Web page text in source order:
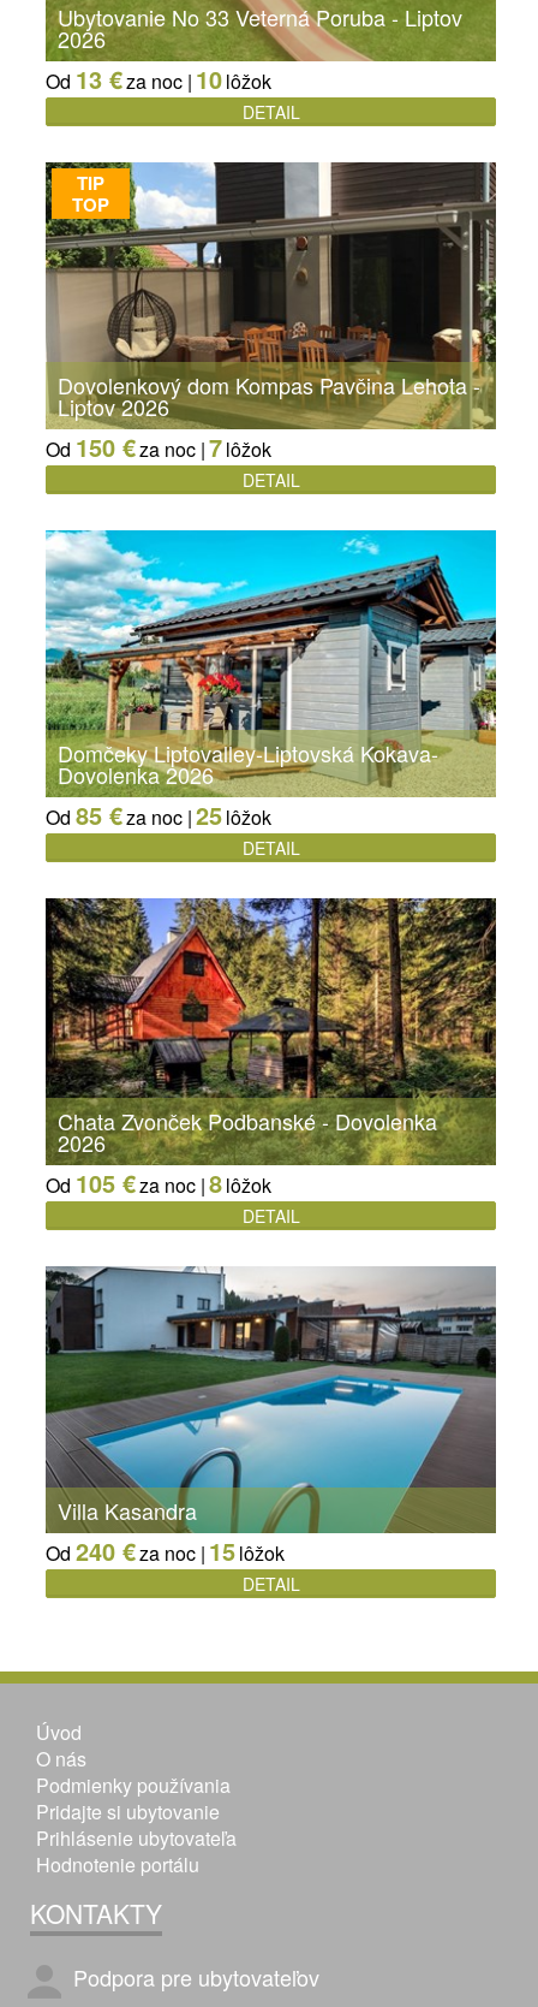
Ubytovanie No 33 Veterná Poruba - Liptov
2026
Od 13 €za noc | 10lôžok
DETAIL
TIP
TOP
Dovolenkový dom Kompas Pavčina Lehota -
Liptov 2026
Od 150 €za noc |7lôžok
DETAIL
Domčeky Liptovalley-Liptovská Kokava-
Dovolenka 2026
Od 85 €za noc |25lôžok
DETAIL
Chata Zvonček Podbanské - Dovolenka
2026
Od 105 €za noc |8lôžok
DETAIL
Villa Kasandra
Od 240 €za noc | 15lôžok
DETAIL
Úvod
O nás
Podmienky používania
Pridajte si ubytovanie
Prihlásenie ubytovateľa
Hodnotenie portálu
KONTAKTY
Podpora pre ubytovateľov